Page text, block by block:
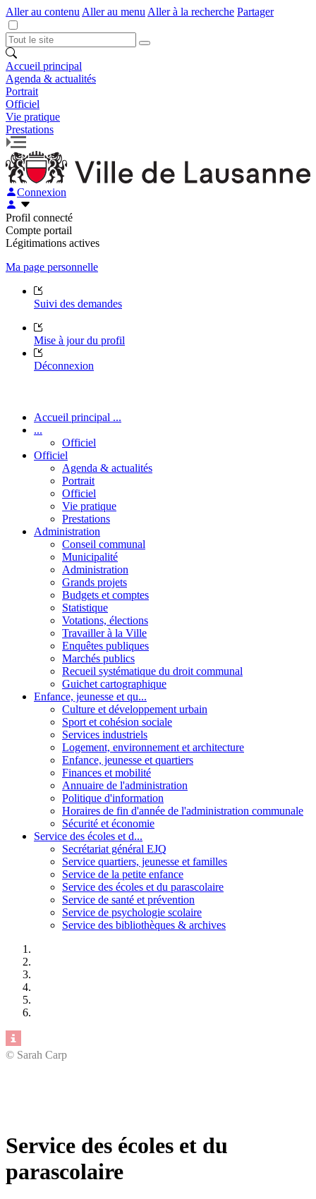
Aller au contenu Aller au menu Aller à la recherche Partager
Accueil principal
Agenda & actualités
Portrait
Officiel
Vie pratique
Prestations
Connexion
Profil connecté
Compte portail
Légitimations actives
Ma page personnelle
Suivi des demandes
Mise à jour du profil
Déconnexion
Accueil principal ...
...
Officiel
Officiel
Agenda & actualités
Portrait
Officiel
Vie pratique
Prestations
Administration
Conseil communal
Municipalité
Administration
Grands projets
Budgets et comptes
Statistique
Votations, élections
Travailler à la Ville
Enquêtes publiques
Marchés publics
Recueil systématique du droit communal
Guichet cartographique
Enfance, jeunesse et qu...
Culture et développement urbain
Sport et cohésion sociale
Services industriels
Logement, environnement et architecture
Enfance, jeunesse et quartiers
Finances et mobilité
Annuaire de l'administration
Politique d'information
Horaires de fin d'année de l'administration communale
Sécurité et économie
Service des écoles et d...
Secrétariat général EJQ
Service quartiers, jeunesse et familles
Service de la petite enfance
Service des écoles et du parascolaire
Service de santé et prévention
Service de psychologie scolaire
Service des bibliothèques & archives
© Sarah Carp
Service des écoles et du
parascolaire